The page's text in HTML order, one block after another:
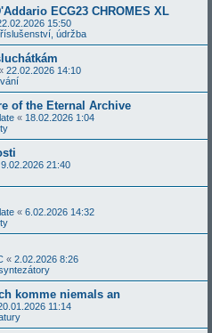
ECG23 CHROMES XL
15:50
údržba
22.02.2026 14:10
of the Eternal Archive
« 18.02.2026 1:04
9.02.2026 21:40
« 6.02.2026 14:32
« 2.02.2026 8:26
komme niemals an
11:14